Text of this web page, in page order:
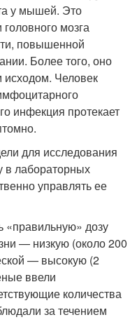
у мышей. Это
мозга
повышенной
Более того, оно
исходом. Человек
инфекция протекает
для исследования
в лабораторных
управлять ее
«правильную» дозу
— низкую (около 200
— высокую (2
ввели
количества
за течением